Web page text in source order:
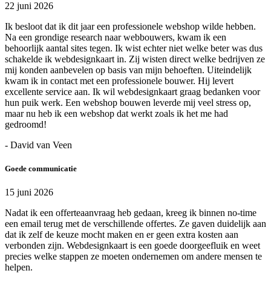
22 juni 2026
Ik besloot dat ik dit jaar een professionele webshop wilde hebben.
Na een grondige research naar webbouwers, kwam ik een
behoorlijk aantal sites tegen. Ik wist echter niet welke beter was dus
schakelde ik webdesignkaart in. Zij wisten direct welke bedrijven ze
mij konden aanbevelen op basis van mijn behoeften. Uiteindelijk
kwam ik in contact met een professionele bouwer. Hij levert
excellente service aan. Ik wil webdesignkaart graag bedanken voor
hun puik werk. Een webshop bouwen leverde mij veel stress op,
maar nu heb ik een webshop dat werkt zoals ik het me had
gedroomd!
- David van Veen
Goede communicatie
15 juni 2026
Nadat ik een offerteaanvraag heb gedaan, kreeg ik binnen no-time
een email terug met de verschillende offertes. Ze gaven duidelijk aan
dat ik zelf de keuze mocht maken en er geen extra kosten aan
verbonden zijn. Webdesignkaart is een goede doorgeefluik en weet
precies welke stappen ze moeten ondernemen om andere mensen te
helpen.